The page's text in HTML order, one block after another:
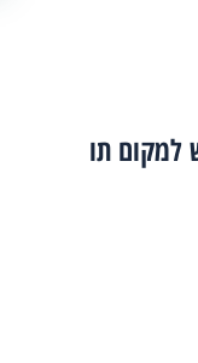
למקום תו